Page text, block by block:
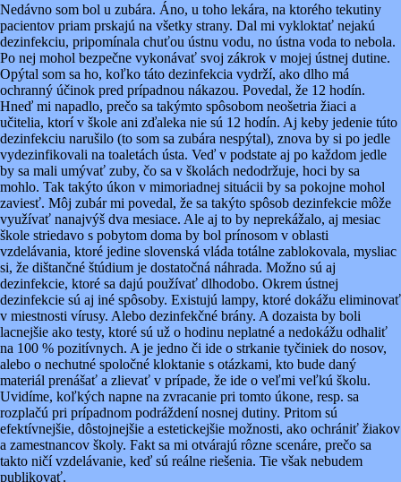
Nedávno som bol u zubára. Áno, u toho lekára, na ktorého tekutiny
pacientov priam prskajú na všetky strany. Dal mi vykloktať nejakú
dezinfekciu, pripomínala chuťou ústnu vodu, no ústna voda to nebola.
Po nej mohol bezpečne vykonávať svoj zákrok v mojej ústnej dutine.
Opýtal som sa ho, koľko táto dezinfekcia vydrží, ako dlho má
ochranný účinok pred prípadnou nákazou. Povedal, že 12 hodín.
Hneď mi napadlo, prečo sa takýmto spôsobom neošetria žiaci a
učitelia, ktorí v škole ani zďaleka nie sú 12 hodín. Aj keby jedenie túto
dezinfekciu narušilo (to som sa zubára nespýtal), znova by si po jedle
vydezinfikovali na toaletách ústa. Veď v podstate aj po každom jedle
by sa mali umývať zuby, čo sa v školách nedodržuje, hoci by sa
mohlo. Tak takýto úkon v mimoriadnej situácii by sa pokojne mohol
zaviesť. Môj zubár mi povedal, že sa takýto spôsob dezinfekcie môže
využívať nanajvýš dva mesiace. Ale aj to by neprekážalo, aj mesiac
škole striedavo s pobytom doma by bol prínosom v oblasti
vzdelávania, ktoré jedine slovenská vláda totálne zablokovala, mysliac
si, že dištančné štúdium je dostatočná náhrada. Možno sú aj
dezinfekcie, ktoré sa dajú používať dlhodobo. Okrem ústnej
dezinfekcie sú aj iné spôsoby. Existujú lampy, ktoré dokážu eliminovať
v miestnosti vírusy. Alebo dezinfekčné brány. A dozaista by boli
lacnejšie ako testy, ktoré sú už o hodinu neplatné a nedokážu odhaliť
na 100 % pozitívnych. A je jedno či ide o strkanie tyčiniek do nosov,
alebo o nechutné spoločné kloktanie s otázkami, kto bude daný
materiál prenášať a zlievať v prípade, že ide o veľmi veľkú školu.
Uvidíme, koľkých napne na zvracanie pri tomto úkone, resp. sa
rozplačú pri prípadnom podráždení nosnej dutiny. Pritom sú
efektívnejšie, dôstojnejšie a estetickejšie možnosti, ako ochrániť žiakov
a zamestnancov školy. Fakt sa mi otvárajú rôzne scenáre, prečo sa
takto ničí vzdelávanie, keď sú reálne riešenia. Tie však nebudem
publikovať.